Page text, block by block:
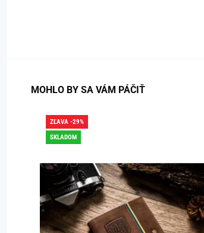
MOHLO BY SA VÁM PÁČIŤ
ZĽAVA -29%
SKLADOM